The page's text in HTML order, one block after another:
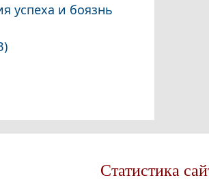
успеха и боязнь
Статистика